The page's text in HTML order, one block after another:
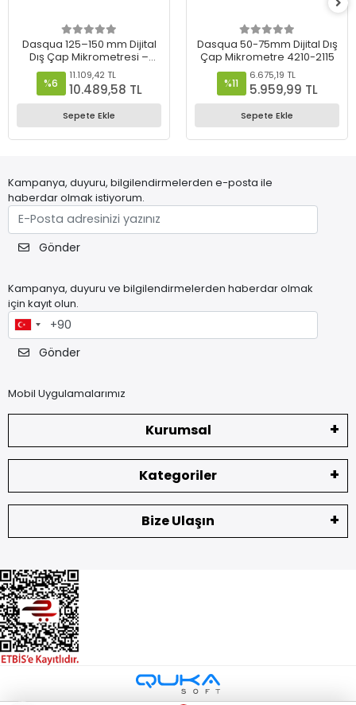
Dasqua 125–150 mm Dijital
Dış Çap Mikrometresi –
4210-2130
%6
11.109,42 TL
10.489,58 TL
Sepete Ekle
Dasqua 50-75mm Dijital Dış
Çap Mikrometre 4210-2115
%11
6.675,19 TL
5.959,99 TL
Sepete Ekle
Kampanya, duyuru, bilgilendirmelerden e-posta ile
haberdar olmak istiyorum.
Gönder
Kampanya, duyuru ve bilgilendirmelerden haberdar olmak
için kayıt olun.
Gönder
Mobil Uygulamalarımız
Kurumsal
Kategoriler
Bize Ulaşın